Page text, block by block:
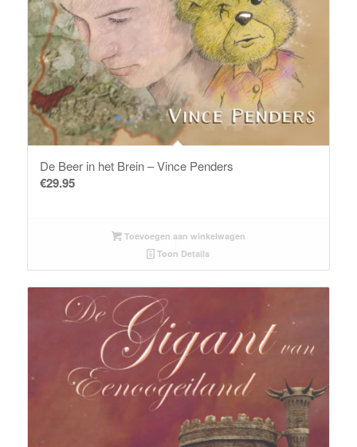
De Beer in het Brein – Vince Penders
€29.95
Toevoegen aan winkelwagen
Toon Details